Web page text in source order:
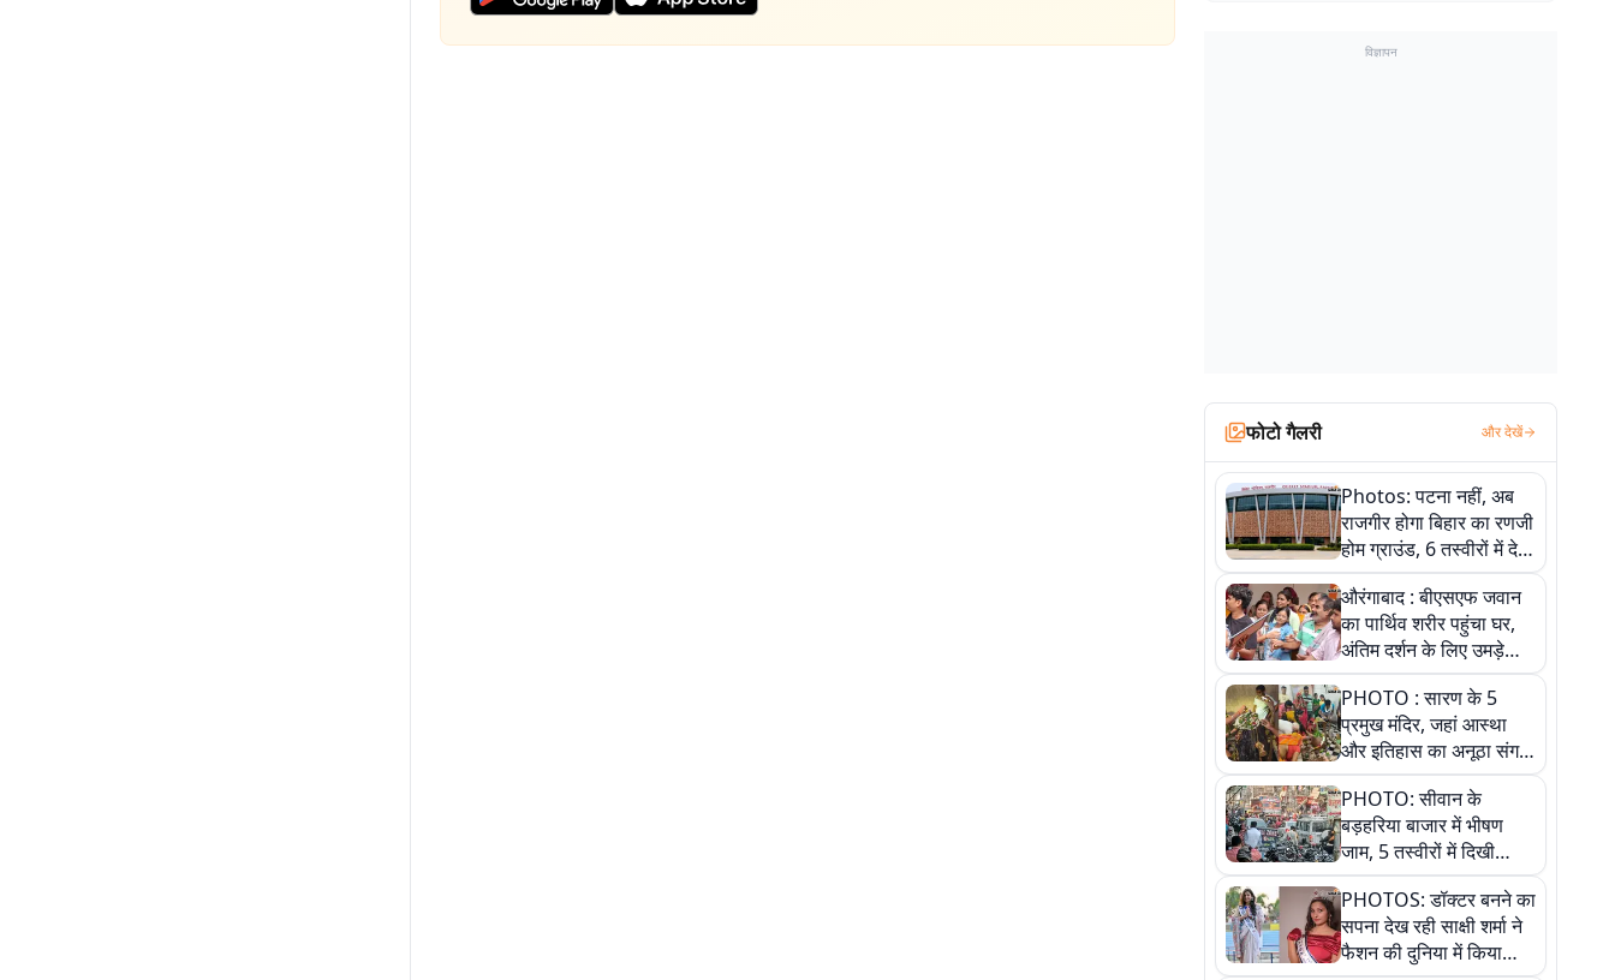
विज्ञापन
फोटो गैलरी और देखें
Photos: पटना नहीं, अब
राजगीर होगा बिहार का रणजी
होम ग्राउंड, 6 तस्वीरों में देखें
नए स्टेडियम की पूरी कहानी
औरंगाबाद : बीएसएफ जवान
का पार्थिव शरीर पहुंचा घर,
अंतिम दर्शन के लिए उमड़े
लोग
PHOTO : सारण के 5
प्रमुख मंदिर, जहां आस्था
और इतिहास का अनूठा संगम,
तस्वीरों में जानिए
PHOTO: सीवान के
बड़हरिया बाजार में भीषण
जाम, 5 तस्वीरों में दिखी
अव्यवस्था
PHOTOS: डॉक्टर बनने का
सपना देख रही साक्षी शर्मा ने
फैशन की दुनिया में किया